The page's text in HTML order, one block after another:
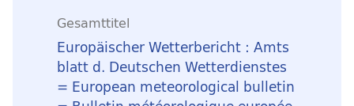
Gesamttitel
Europäischer Wetterbericht : Amts
blatt d. Deutschen Wetterdienstes
= European meteorological bulletin